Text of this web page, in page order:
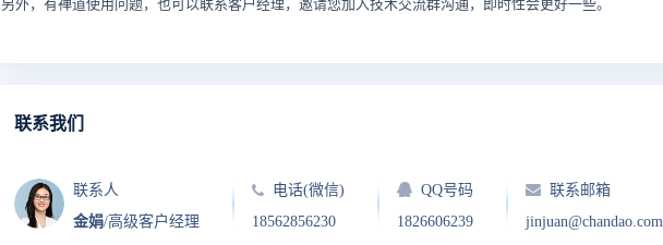
另外，有禅道使用问题，也可以联系客户经理，邀请您加入技术交流群沟通，即时性会更好一些。
联系我们
联系人
金娟/高级客户经理
电话(微信)
18562856230
QQ号码
1826606239
联系邮箱
jinjuan@chandao.com